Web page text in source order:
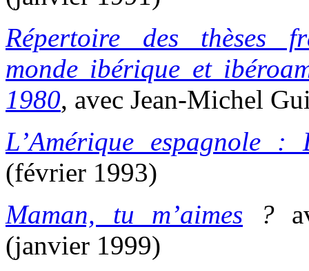
Répertoire des thèses
monde ibérique et
1980, avec Jean-Michel
L’Amérique espagnole
(février 1993)
Maman, tu m’aimes ?
(janvier 1999)